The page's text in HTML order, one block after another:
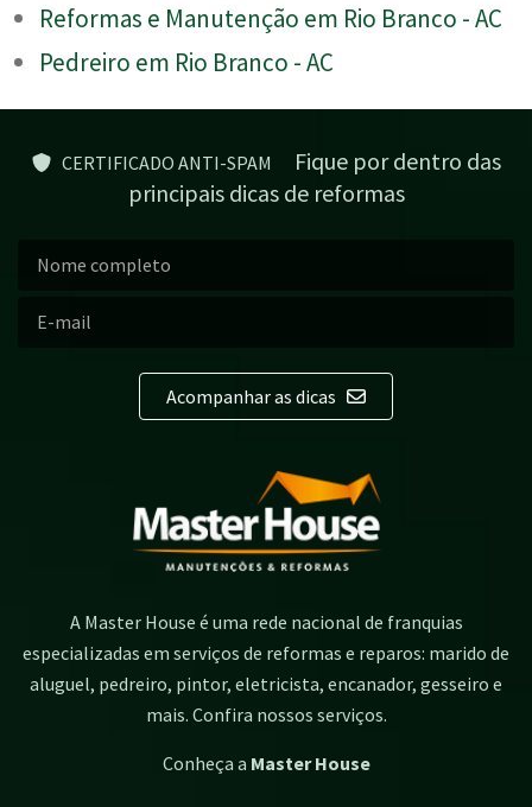
Reformas e Manutenção em Rio Branco - AC
Pedreiro em Rio Branco - AC
CERTIFICADO ANTI-SPAM
Fique por dentro das
principais dicas de reformas
Acompanhar as dicas
A Master House é uma rede nacional de franquias
especializadas em serviços de reformas e reparos: marido de
aluguel, pedreiro, pintor, eletricista, encanador, gesseiro e
mais. Confira nossos serviços.
Conheça a Master House